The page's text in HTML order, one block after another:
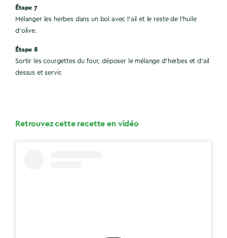
Étape 7
Mélanger les herbes dans un bol avec l’ail et le reste de l’huile
d’olive.
Étape 8
Sortir les courgettes du four, déposer le mélange d’herbes et d’ail
dessus et servir.
Retrouvez cette recette en vidéo